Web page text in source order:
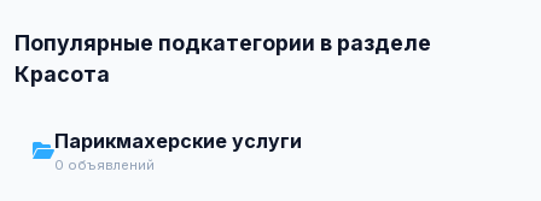
Популярные подкатегории в разделе
Красота
Парикмахерские услуги
0 объявлений